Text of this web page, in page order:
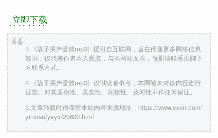
立即下载
1.《孩子哭声音效mp3》援引自互联网，旨在传递更多网络信息
知识，仅代表作者本人观点，与本网站无关，侵删请联系页脚下
方联系方式。
2.《孩子哭声音效mp3》仅供读者参考，本网站未对该内容进行
证实，对其原创性、真实性、完整性、及时性不作任何保证。
3.文章转载时请保留本站内容来源地址，https://www.cxvn.com/
yinxiao/ysyx/20600.html